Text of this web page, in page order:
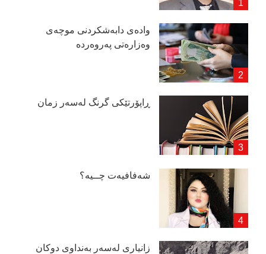
وادەی دابەشكردنی موچەی
وەزارەتی پەروەردە
ڕاپۆرتێكی گرنگ لەسەر زمان
شەفافیەت چــیە؟
زانیاری لەسەر بەنداوی دوكان